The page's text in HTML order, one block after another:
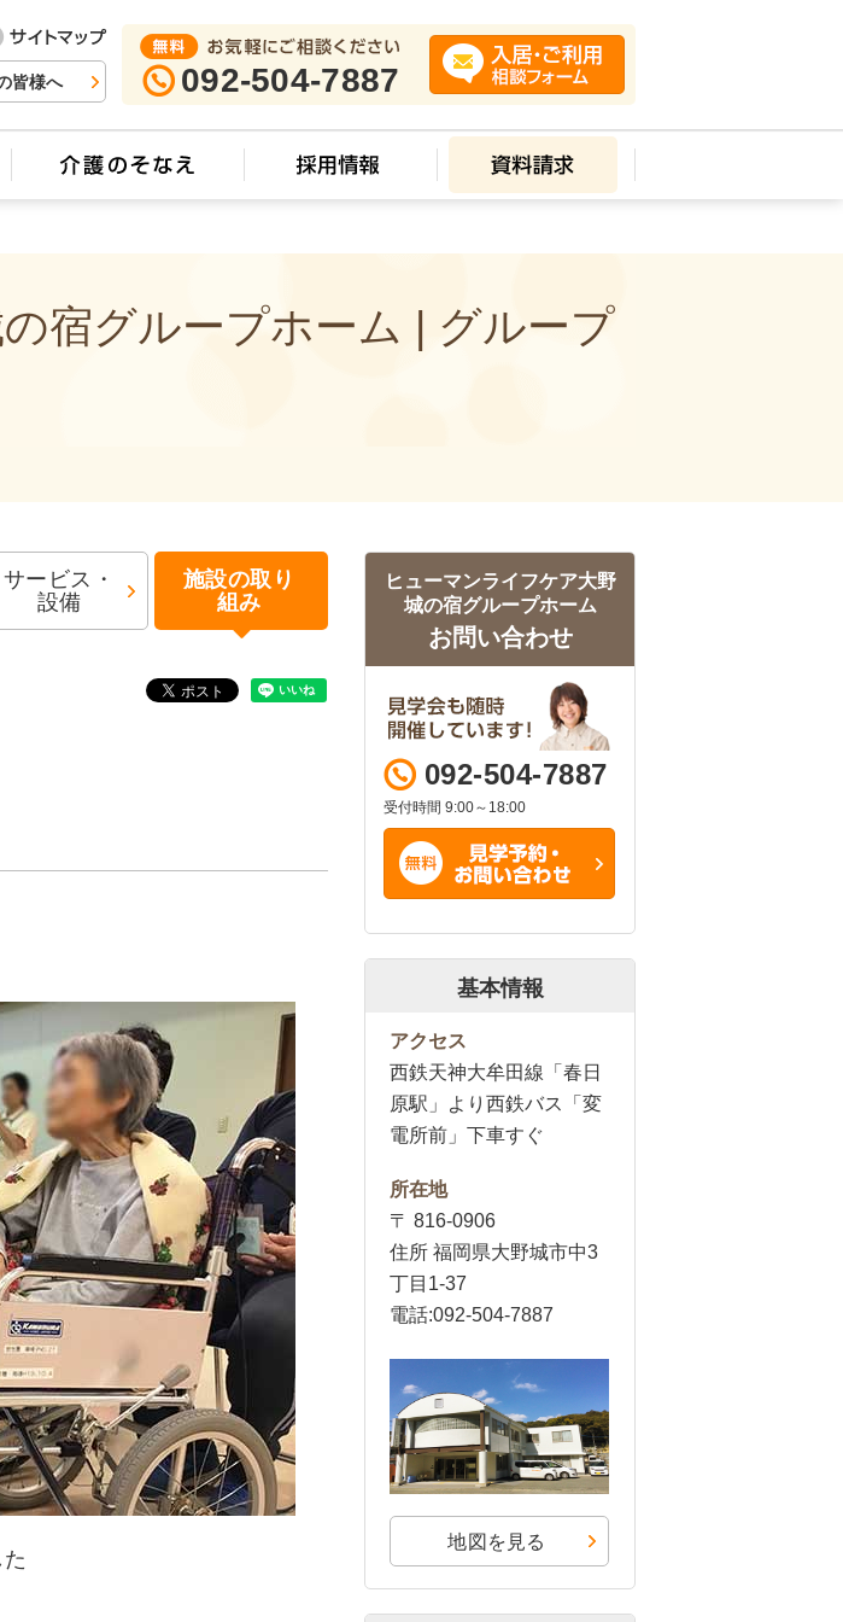
皆様へ 092-504-7887
宿グループホーム | グループ
サービス・
設備
施設の取り
組み
ヒューマンライフケア大野
城の宿グループホーム
お問い合わせ
092-504-7887
受付時間 9:00～18:00
基本情報
アクセス
西鉄天神大牟田線「春日
原駅」より西鉄バス「変
電所前」下車すぐ
所在地
〒 816-0906
住所 福岡県大野城市中3
丁目1-37
電話:092-504-7887
地図を見る